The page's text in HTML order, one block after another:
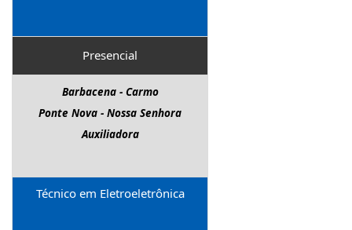
Presencial
Barbacena - Carmo
Ponte Nova - Nossa Senhora
Auxiliadora
Técnico em Eletroeletrônica